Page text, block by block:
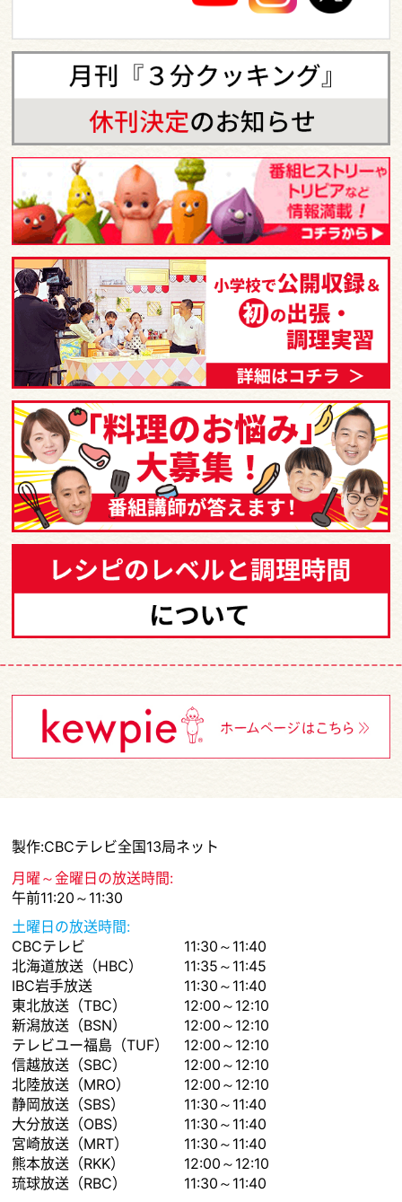
製作:CBCテレビ全国13局ネット
月曜～金曜日の放送時間:
午前11:20～11:30
土曜日の放送時間:
CBCテレビ
11:30～11:40
北海道放送（HBC）
11:35～11:45
IBC岩手放送
11:30～11:40
東北放送（TBC）
12:00～12:10
新潟放送（BSN）
12:00～12:10
テレビユー福島（TUF）
12:00～12:10
信越放送（SBC）
12:00～12:10
北陸放送（MRO）
12:00～12:10
静岡放送（SBS）
11:30～11:40
大分放送（OBS）
11:30～11:40
宮崎放送（MRT）
11:30～11:40
熊本放送（RKK）
12:00～12:10
琉球放送（RBC）
11:30～11:40